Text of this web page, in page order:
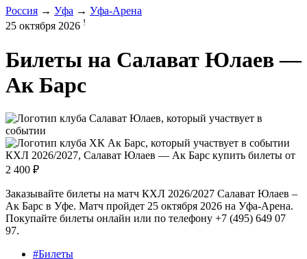
Россия → Уфа → Уфа-Арена
25 октября 2026 !
Билеты на Салават Юлаев —
Ак Барс
КХЛ 2026/2027, Салават Юлаев — Ак Барс купить билеты от
2 400 ₽
Заказывайте билеты на матч КХЛ 2026/2027 Салават Юлаев –
Ак Барс в Уфе. Матч пройдет 25 октября 2026 на Уфа-Арена.
Покупайте билеты онлайн или по телефону +7 (495) 649 07
97.
#Билеты